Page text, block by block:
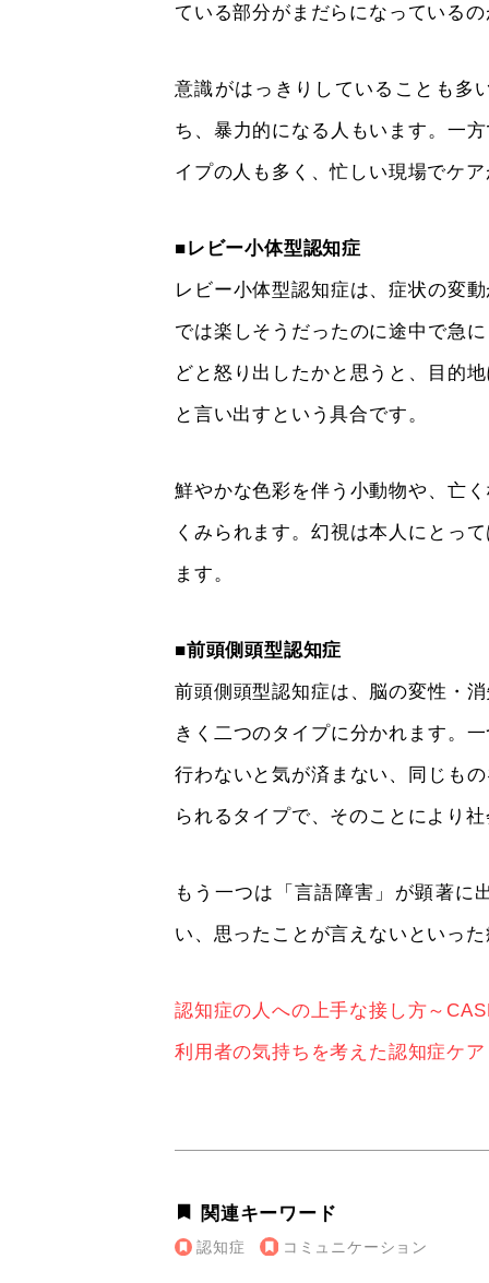
ている部分がまだらになっている
意識がはっきりしていることも多
ち、暴力的になる人もいます。一
イプの人も多く、忙しい現場でケ
■レビー小体型認知症
レビー小体型認知症は、症状の変
では楽しそうだったのに途中で急
どと怒り出したかと思うと、目的
と言い出すという具合です。
鮮やかな色彩を伴う小動物や、亡
くみられます。幻視は本人にとっ
ます。
■前頭側頭型認知症
前頭側頭型認知症は、脳の変性・
きく二つのタイプに分かれます。
行わないと気が済まない、同じも
られるタイプで、そのことにより
もう一つは「言語障害」が顕著に
い、思ったことが言えないといっ
認知症の人への上手な接し方～
利用者の気持ちを考えた認知症ケ
関連キーワード
認知症 コミュニケーション